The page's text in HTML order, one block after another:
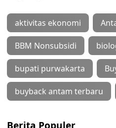
aktivitas ekonomi
BBM Nonsubsidi
bupati purwakarta
buyback antam terbaru
Berita Populer